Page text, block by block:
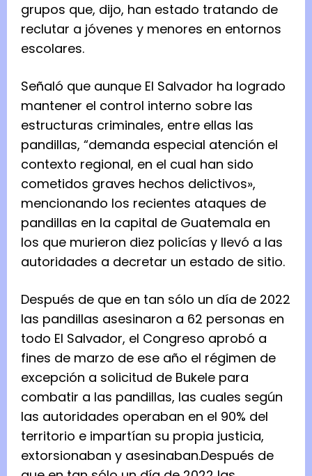
grupos que, dijo, han estado tratando de
reclutar a jóvenes y menores en entornos
escolares.
Señaló que aunque El Salvador ha logrado
mantener el control interno sobre las
estructuras criminales, entre ellas las
pandillas, “demanda especial atención el
contexto regional, en el cual han sido
cometidos graves hechos delictivos»,
mencionando los recientes ataques de
pandillas en la capital de Guatemala en
los que murieron diez policías y llevó a las
autoridades a decretar un estado de sitio.
Después de que en tan sólo un día de 2022
las pandillas asesinaron a 62 personas en
todo El Salvador, el Congreso aprobó a
fines de marzo de ese año el régimen de
excepción a solicitud de Bukele para
combatir a las pandillas, las cuales según
las autoridades operaban en el 90% del
territorio e impartían su propia justicia,
extorsionaban y asesinaban.Después de